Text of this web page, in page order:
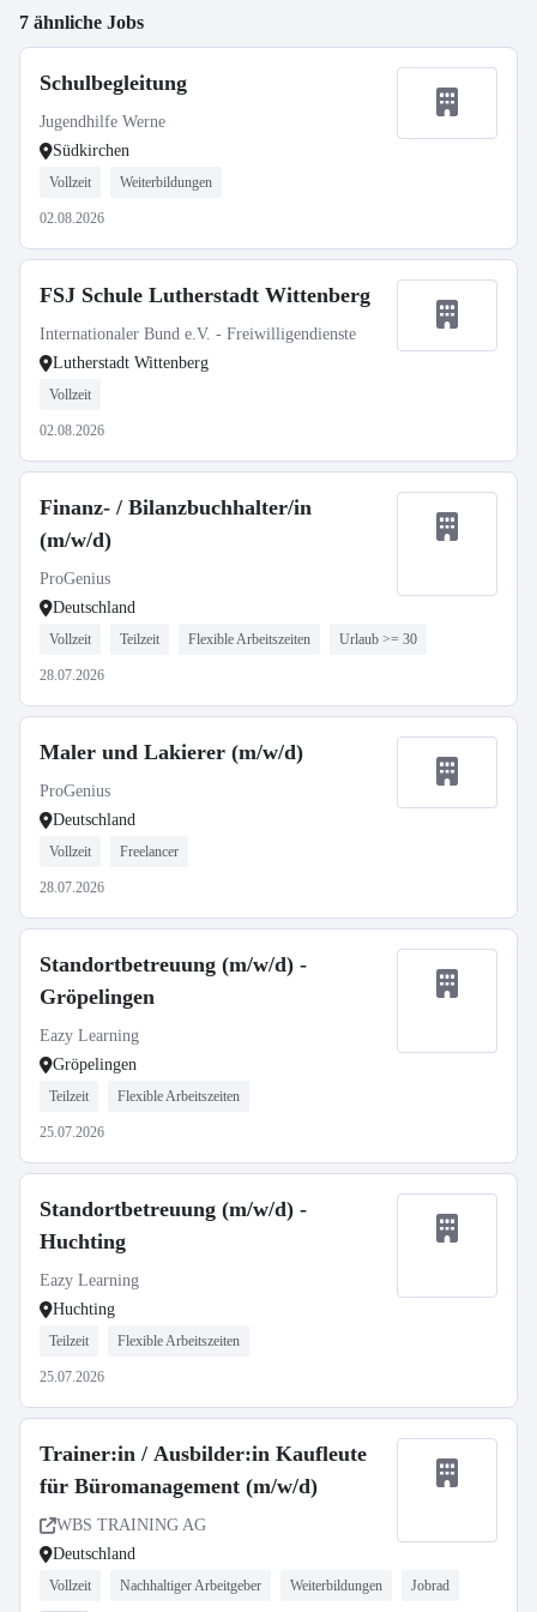
7 ähnliche Jobs
Schulbegleitung
Jugendhilfe Werne
Südkirchen
Vollzeit Weiterbildungen
02.08.2026
FSJ Schule Lutherstadt Wittenberg
Internationaler Bund e.V. - Freiwilligendienste
Lutherstadt Wittenberg
Vollzeit
02.08.2026
Finanz- / Bilanzbuchhalter/in
(m/w/d)
ProGenius
Deutschland
Vollzeit Teilzeit Flexible Arbeitszeiten Urlaub >= 30
28.07.2026
Maler und Lakierer (m/w/d)
ProGenius
Deutschland
Vollzeit Freelancer
28.07.2026
Standortbetreuung (m/w/d) -
Gröpelingen
Eazy Learning
Gröpelingen
Teilzeit Flexible Arbeitszeiten
25.07.2026
Standortbetreuung (m/w/d) -
Huchting
Eazy Learning
Huchting
Teilzeit Flexible Arbeitszeiten
25.07.2026
Trainer:in / Ausbilder:in Kaufleute
für Büromanagement (m/w/d)
WBS TRAINING AG
Deutschland
Vollzeit Nachhaltiger Arbeitgeber Weiterbildungen Jobrad